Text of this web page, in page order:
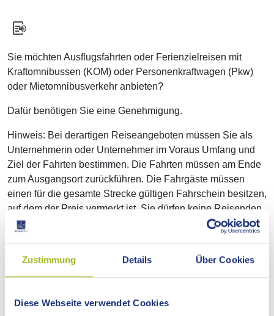
Zustimmung Details Über Cookies
Diese Webseite verwendet Cookies
Sie möchten Ausflugsfahrten oder Ferienzielreisen mit
Kraftomnibussen (KOM) oder Personenkraftwagen (Pkw)
oder Mietomnibusverkehr anbieten?
Dafür benötigen Sie eine Genehmigung.
Hinweis: Bei derartigen Reiseangeboten müssen Sie als
Unternehmerin oder Unternehmer im Voraus Umfang und
Ziel der Fahrten bestimmen. Die Fahrten müssen am Ende
zum Ausgangsort zurückführen. Die Fahrgäste müssen
einen für die gesamte Strecke gültigen Fahrschein besitzen,
auf dem der Preis vermerkt ist. Sie dürfen keine Reisenden
mitnehmen, die nur einen Teil der Strecke buchen wollen.
Kraftomnibussen für längstens zehn Jahre, bei dem Einsatz
von Pkw für längstens fünf Jahre erhalten. Danach können